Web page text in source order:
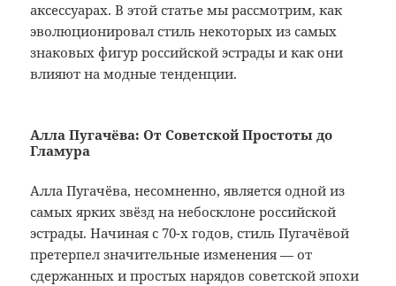
аксессуарах. В этой статье мы рассмотрим, как
эволюционировал стиль некоторых из самых
знаковых фигур российской эстрады и как они
влияют на модные тенденции.
Алла Пугачёва: От Советской Простоты до
Гламура
Алла Пугачёва, несомненно, является одной из
самых ярких звёзд на небосклоне российской
эстрады. Начиная с 70-х годов, стиль Пугачёвой
претерпел значительные изменения — от
сдержанных и простых нарядов советской эпохи